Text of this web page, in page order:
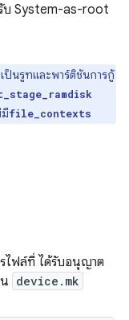
บ System-as-root
นรูทและพาร์ติชันการกู้
file_contexts
ไฟล์ที่ ได้รับอนุญาต
device.mk